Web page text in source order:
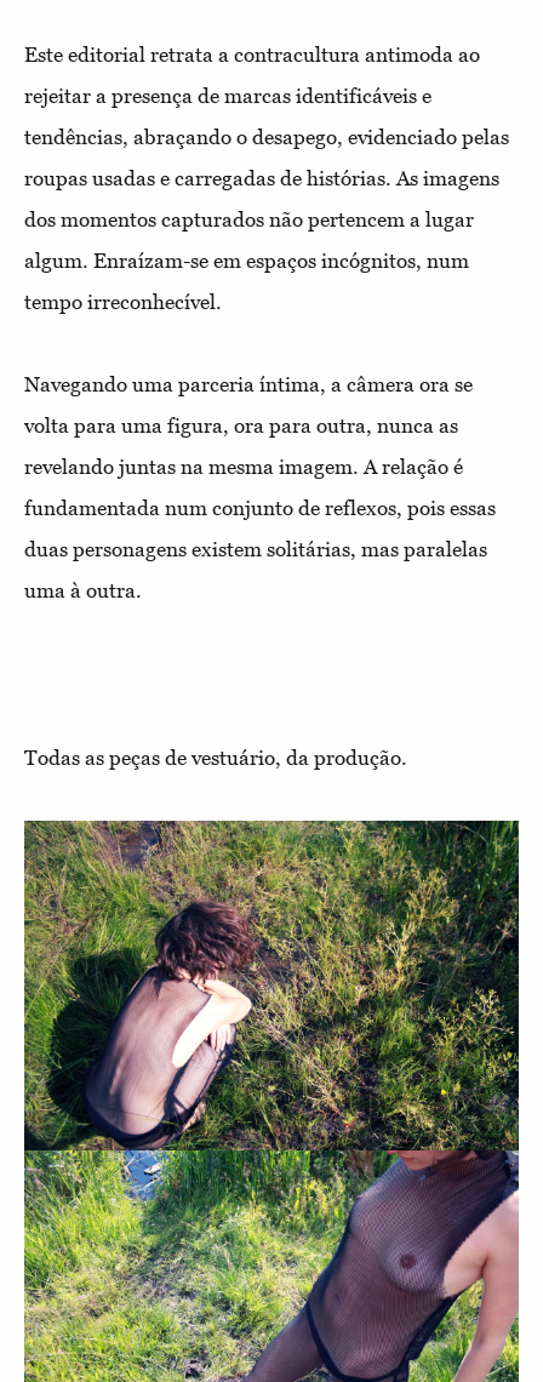
Este editorial retrata a contracultura antimoda ao
rejeitar a presença de marcas identificáveis e
tendências, abraçando o desapego, evidenciado pelas
roupas usadas e carregadas de histórias. As imagens
dos momentos capturados não pertencem a lugar
algum. Enraízam-se em espaços incógnitos, num
tempo irreconhecível.
Navegando uma parceria íntima, a câmera ora se
volta para uma figura, ora para outra, nunca as
revelando juntas na mesma imagem. A relação é
fundamentada num conjunto de reflexos, pois essas
duas personagens existem solitárias, mas paralelas
uma à outra.
Todas as peças de vestuário, da produção.